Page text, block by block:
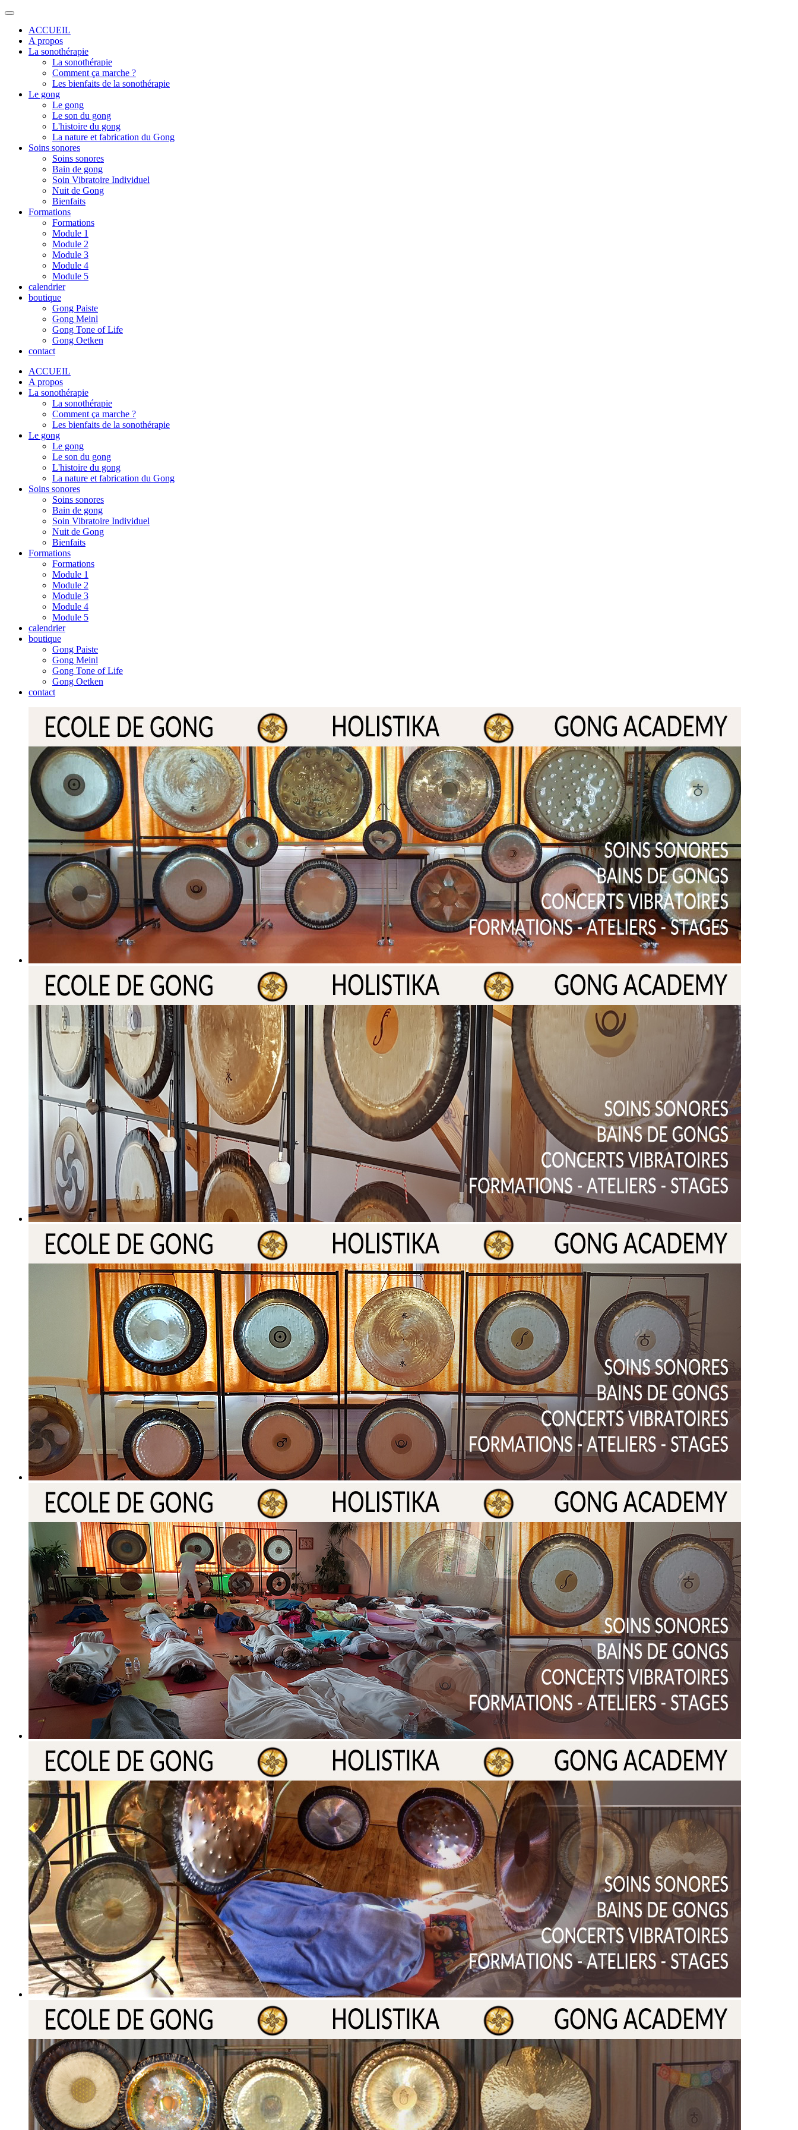
ACCUEIL
A propos
La sonothérapie
La sonothérapie
Comment ça marche ?
Les bienfaits de la sonothérapie
Le gong
Le gong
Le son du gong
L'histoire du gong
La nature et fabrication du Gong
Soins sonores
Soins sonores
Bain de gong
Soin Vibratoire Individuel
Nuit de Gong
Bienfaits
Formations
Formations
Module 1
Module 2
Module 3
Module 4
Module 5
calendrier
boutique
Gong Paiste
Gong Meinl
Gong Tone of Life
Gong Oetken
contact
ACCUEIL
A propos
La sonothérapie
La sonothérapie
Comment ça marche ?
Les bienfaits de la sonothérapie
Le gong
Le gong
Le son du gong
L'histoire du gong
La nature et fabrication du Gong
Soins sonores
Soins sonores
Bain de gong
Soin Vibratoire Individuel
Nuit de Gong
Bienfaits
Formations
Formations
Module 1
Module 2
Module 3
Module 4
Module 5
calendrier
boutique
Gong Paiste
Gong Meinl
Gong Tone of Life
Gong Oetken
contact